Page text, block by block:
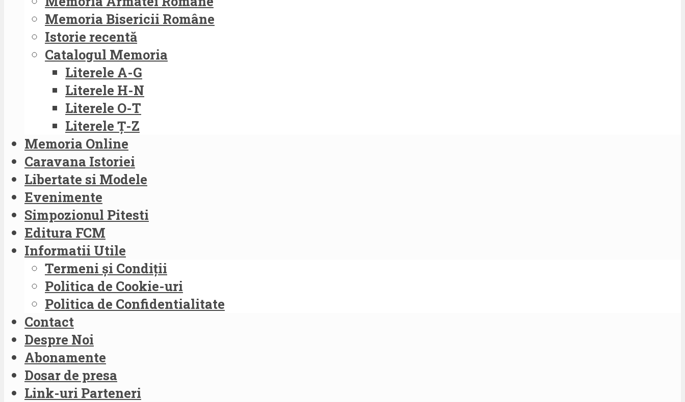
Memoria Bisericii Române
Istorie recentă
Catalogul Memoria
Literele A-G
Literele H-N
Literele O-T
Literele Ț-Z
Memoria Online
Caravana Istoriei
Libertate si Modele
Evenimente
Simpozionul Pitesti
Editura FCM
Informatii Utile
Termeni și Condiții
Politica de Cookie-uri
Politica de Confidentialitate
Contact
Despre Noi
Abonamente
Dosar de presa
Link-uri Parteneri